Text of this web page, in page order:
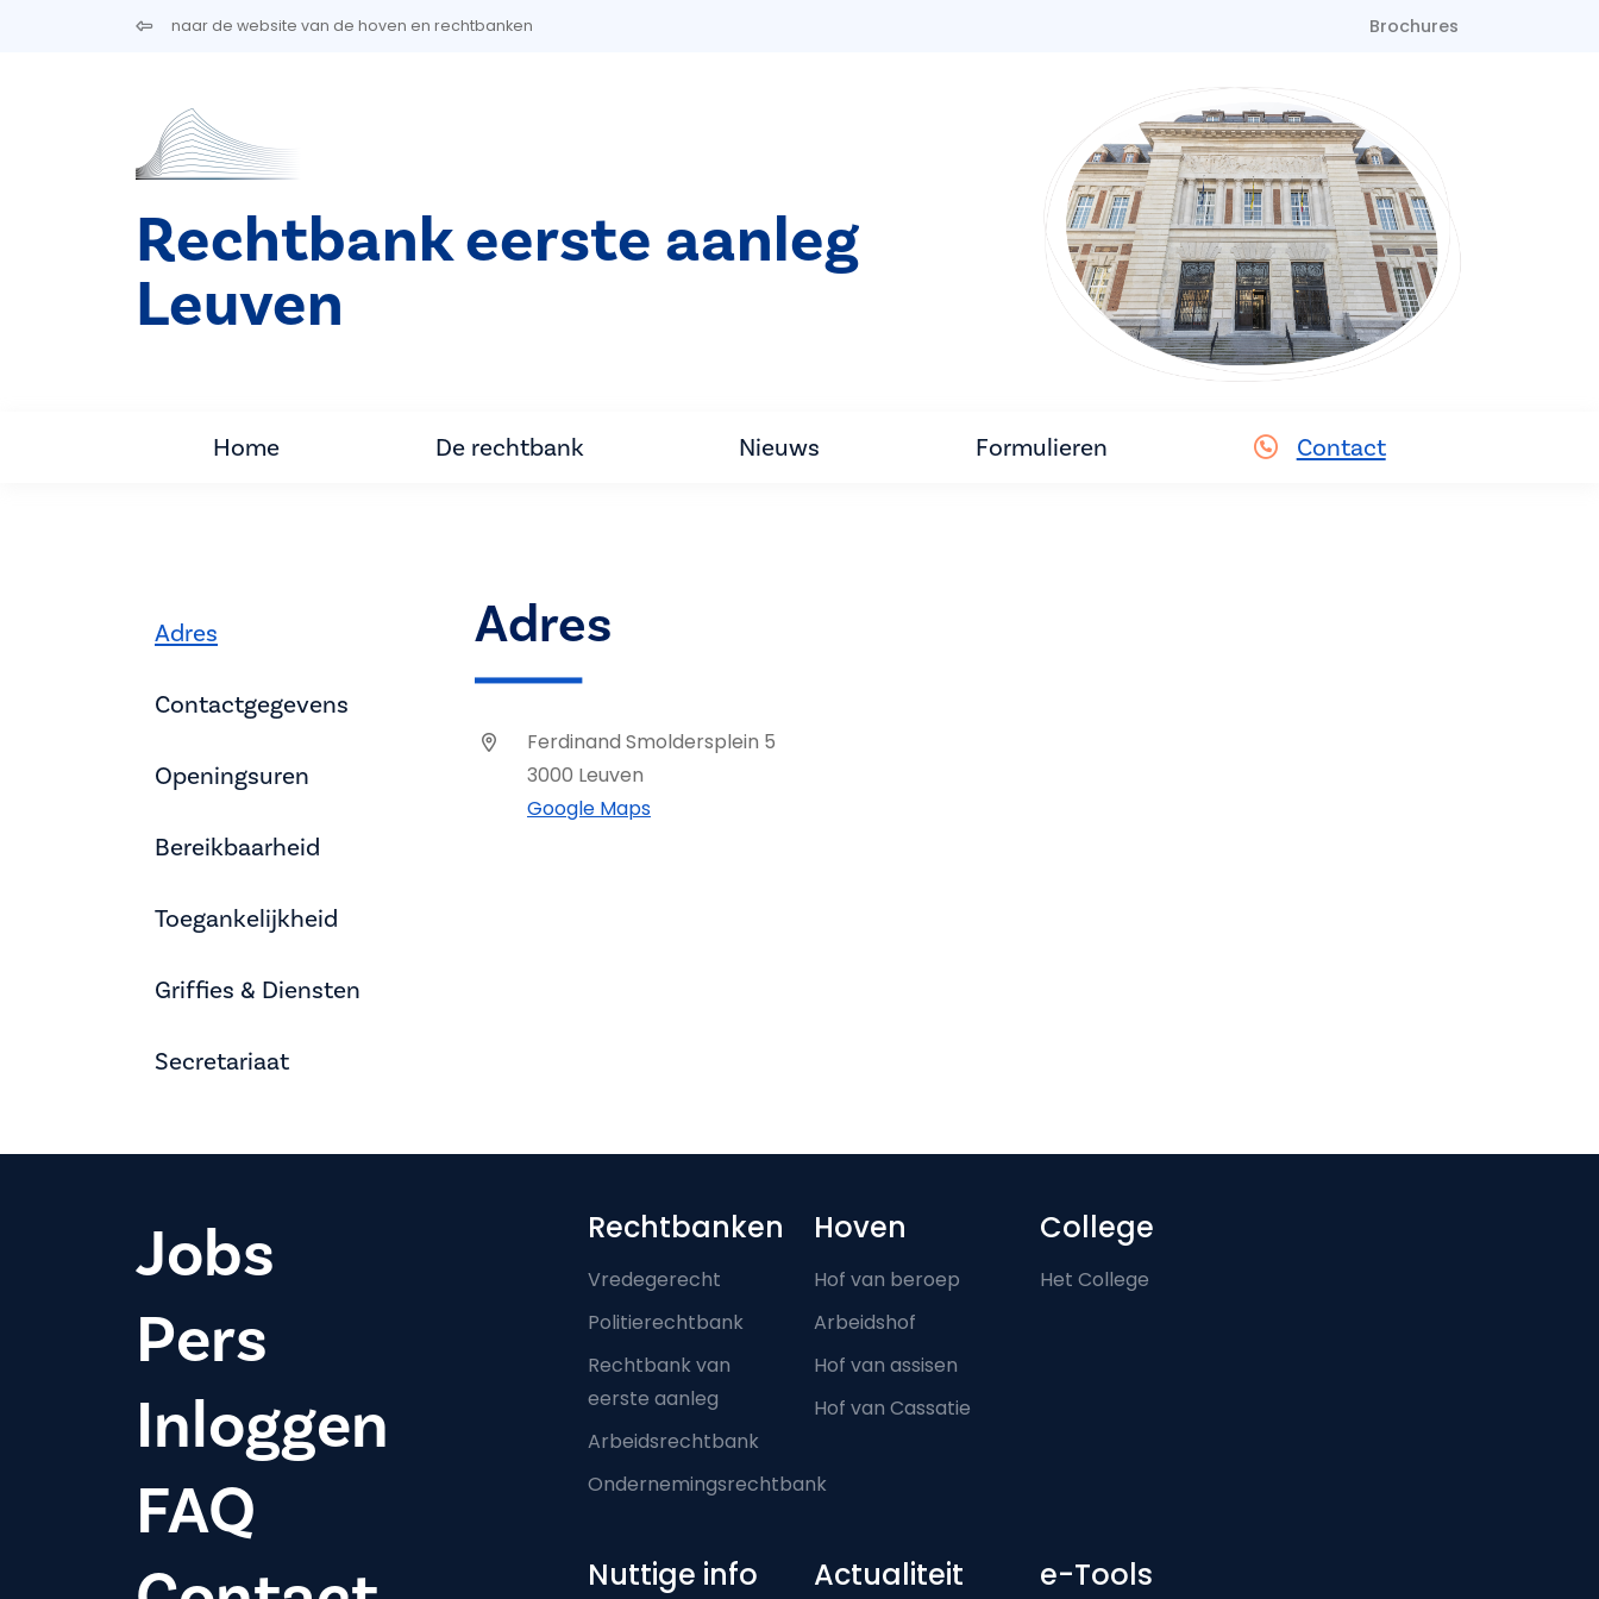
Overslaan en naar de inhoud gaannaar de website van de hoven en rechtbanken Brochures
Rechtbank eerste aanleg
Leuven
Home De rechtbank Nieuws Formulieren Contact
Adres
Contactgegevens
Openingsuren
Bereikbaarheid
Toegankelijkheid
Griffies & Diensten
Secretariaat
Adres
Ferdinand Smoldersplein 5
3000 Leuven
Google Maps
Jobs
Pers
Inloggen
FAQ
Footer-menu
Rechtbanken
Vredegerecht
Politierechtbank
Rechtbank van
eerste aanleg
Arbeidsrechtbank
Ondernemingsrechtbank
Hoven
Hof van beroep
Arbeidshof
Hof van assisen
Hof van Cassatie
College
Het College
Nuttige info Actualiteit e-Tools